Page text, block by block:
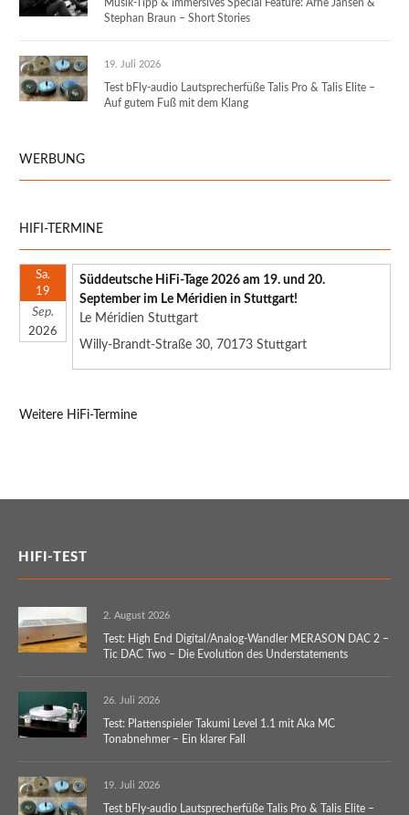
Musik-Tipp & immersives Special Feature: Arne Jansen &
Stephan Braun – Short Stories
19. Juli 2026
Test bFly-audio Lautsprecherfüße Talis Pro & Talis Elite –
Auf gutem Fuß mit dem Klang
WERBUNG
HIFI-TERMINE
Sa.
19
Sep.
2026
Süddeutsche HiFi-Tage 2026 am 19. und 20.
September im Le Méridien in Stuttgart!
Le Méridien Stuttgart
Willy-Brandt-Straße 30, 70173 Stuttgart
Weitere HiFi-Termine
HIFI-TEST
2. August 2026
Test: High End Digital/Analog-Wandler MERASON DAC 2 –
Tic DAC Two – Die Evolution des Understatements
26. Juli 2026
Test: Plattenspieler Takumi Level 1.1 mit Aka MC
Tonabnehmer – Ein klarer Fall
19. Juli 2026
Test bFly-audio Lautsprecherfüße Talis Pro & Talis Elite –